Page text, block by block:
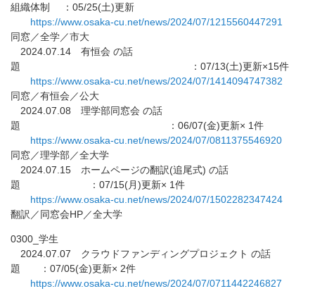
組織体制 ：05/25(土)更新
https://www.osaka-cu.net/news/2024/07/1215560447291
同窓／全学／市大
2024.07.14 有恒会 の話
題 ：07/13(土)更新×15件
https://www.osaka-cu.net/news/2024/07/1414094747382
同窓／有恒会／公大
2024.07.08 理学部同窓会 の話
題 ：06/07(金)更新× 1件
https://www.osaka-cu.net/news/2024/07/0811375546920
同窓／理学部／全大学
2024.07.15 ホームページの翻訳(追尾式) の話
題 ：07/15(月)更新× 1件
https://www.osaka-cu.net/news/2024/07/1502282347424
翻訳／同窓会HP／全大学
0300_学生
2024.07.07 クラウドファンディングプロジェクト の話
題 ：07/05(金)更新× 2件
https://www.osaka-cu.net/news/2024/07/0711442246827